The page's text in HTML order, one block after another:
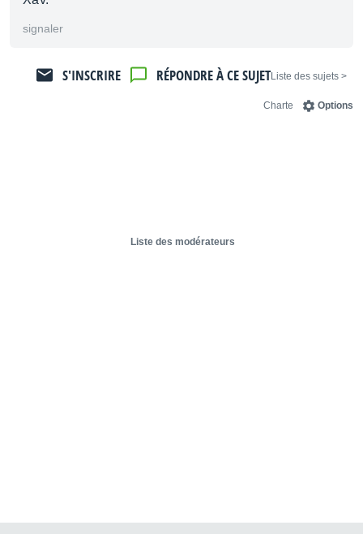
signaler
< Liste des sujets
RÉPONDRE À CE SUJET
S'INSCRIRE
Options
Charte
Liste des modérateurs